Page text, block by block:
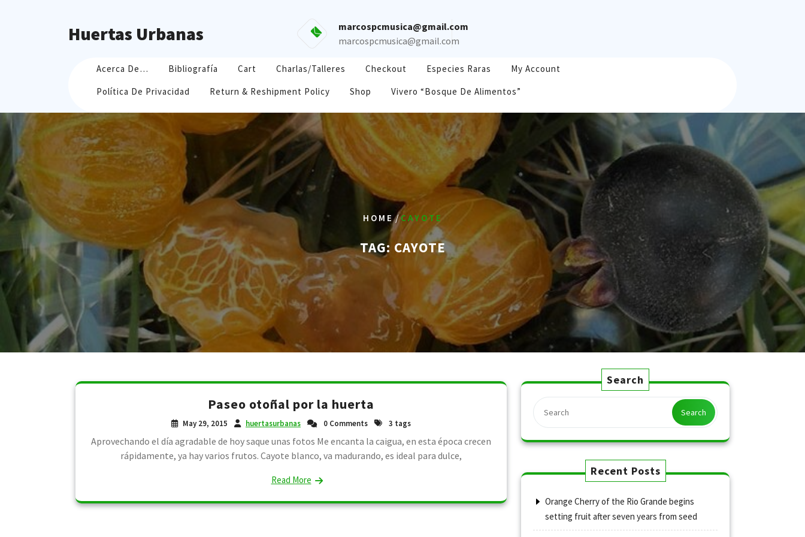
Huertas Urbanas
marcospcmusica@gmail.com
marcospcmusica@gmail.com
Acerca De… Bibliografía Cart Charlas/Talleres Checkout Especies Raras
My Account
Política De Privacidad
Return & Reshipment Policy Shop Vivero “Bosque De Alimentos”
HOME/CAYOTE
TAG: CAYOTE
Paseo otoñal por la huerta
May 29, 2015 huertasurbanas 0 Comments 3 tags
Aprovechando el día agradable de hoy saque unas fotos Me encanta la caigua, en esta época crecen
rápidamente, ya hay varios frutos. Cayote blanco, va madurando, es ideal para dulce,
Read More
Search
Search
Recent Posts
Orange Cherry of the Rio Grande begins
setting fruit after seven years from seed